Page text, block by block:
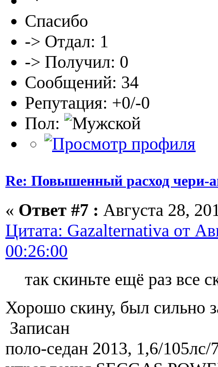
Спасибо
-> Отдал: 1
-> Получил: 0
Сообщений: 34
Репутация: +0/-0
Пол:
Re: Повышенный расход чери-
« Ответ #7 : Августа 28,
Цитата: Gazalternativa от
00:26:00
так скиньте ещё раз все
Хорошо скину, был сильно
Записан
поло-седан 2013, 1,6/105лс/